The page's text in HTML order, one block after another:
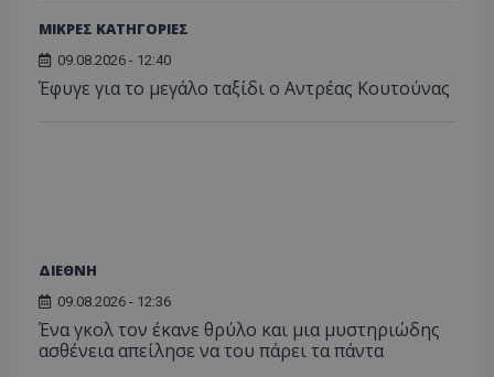
ΜΙΚΡΕΣ ΚΑΤΗΓΟΡΙΕΣ
09.08.2026 - 12:40
Έφυγε για το μεγάλο ταξίδι ο Αντρέας Κουτούνας
ΔΙΕΘΝΗ
09.08.2026 - 12:36
Ένα γκολ τον έκανε θρύλο και μια μυστηριώδης
ασθένεια απείλησε να του πάρει τα πάντα